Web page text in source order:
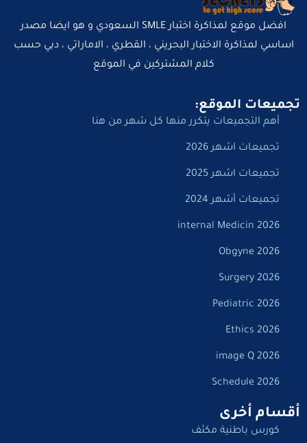
افضل موقع لمذاكرة اختبار SMLE السعودي و هو ايضا مصدر
اساسي لمذاكرة الاختبار البحريني ، القطري ، الاماراتي ، دبي حسب
كلام المشتركين في الموقع
تجميعات الموقع:
أهم التجميعات يتكرر منها كل شهر من هنا
تجميعات اشهر 2026
تجميعات اشهر 2025
تجميعات أشهر 2024
internal Medicin 2026
Obgyne 2026
Surgery 2026
Pediatric 2026
Ethics 2026
image Q 2026
Schedule 2026
أقسام أخرى
كورس باطنية مكثف